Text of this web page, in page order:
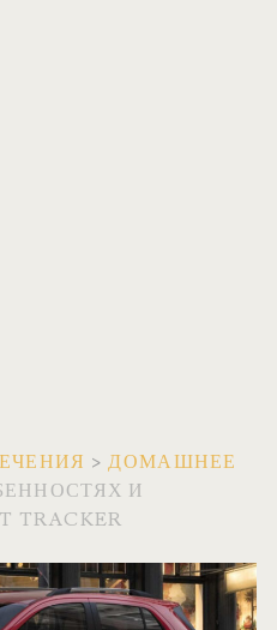
>ДОМАШНЕЕ
И
TRACKER